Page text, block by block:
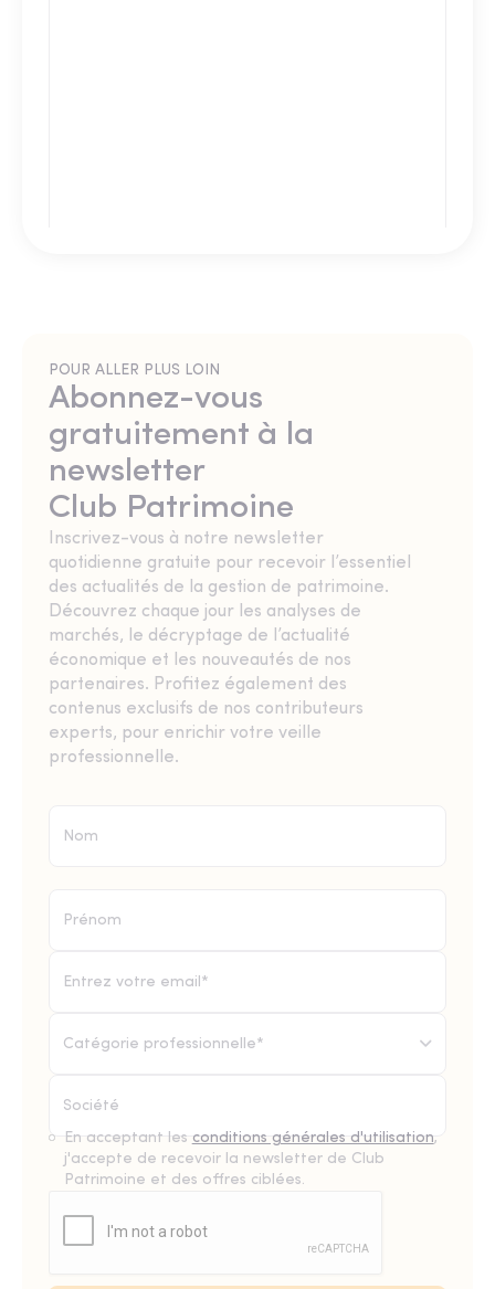
POUR ALLER PLUS LOIN
Abonnez-vous
gratuitement à la
newsletter
Club Patrimoine
Inscrivez-vous à notre newsletter
quotidienne gratuite pour recevoir l’essentiel
des actualités de la gestion de patrimoine.
Découvrez chaque jour les analyses de
marchés, le décryptage de l’actualité
économique et les nouveautés de nos
partenaires. Profitez également des
contenus exclusifs de nos contributeurs
experts, pour enrichir votre veille
professionnelle.
Catégorie professionnelle*
En acceptant les conditions générales d'utilisation,
j'accepte de recevoir la newsletter de Club
Patrimoine et des offres ciblées.